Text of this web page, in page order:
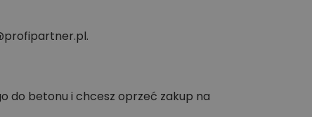
do betonu i chcesz oprzeć zakup na